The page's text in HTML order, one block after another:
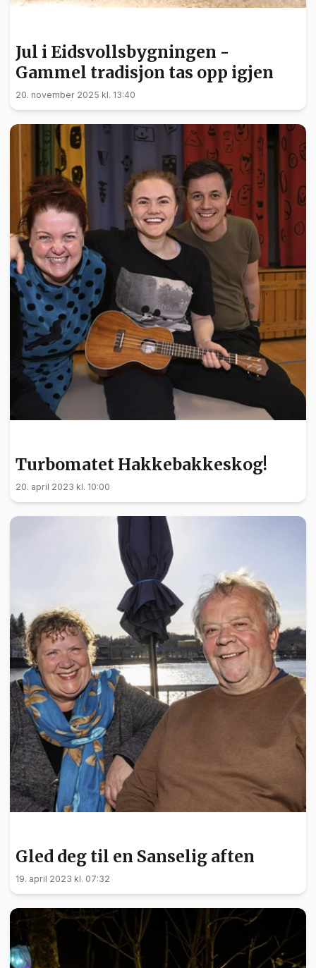
Jul i Eidsvollsbygningen -
Gammel tradisjon tas opp igjen
20. november 2025 kl. 13:40
Turbomatet Hakkebakkeskog!
20. april 2023 kl. 10:00
Gled deg til en Sanselig aften
19. april 2023 kl. 07:32